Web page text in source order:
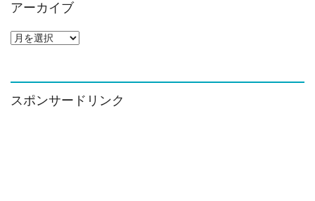
アーカイブ
ア
イ
ブ
スポンサードリンク